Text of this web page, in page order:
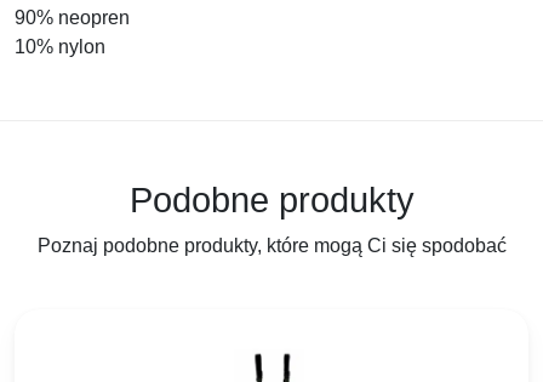
90% neopren
10% nylon
Podobne produkty
Poznaj podobne produkty, które mogą Ci się spodobać